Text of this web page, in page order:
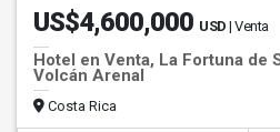
US$4,600,000 USD | Venta
Hotel en Venta, La Fortuna de
Volcán Arenal
Costa Rica